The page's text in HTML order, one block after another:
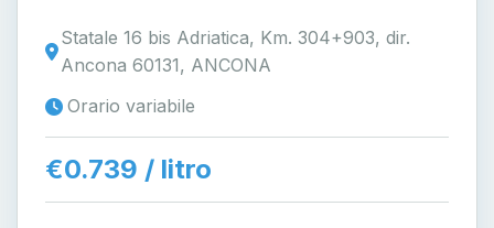
Statale 16 bis Adriatica, Km. 304+903, dir.
Ancona 60131, ANCONA
Orario variabile
€0.739 / litro